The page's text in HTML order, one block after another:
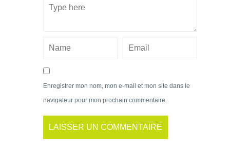
Enregistrer mon nom, mon e-mail et mon site dans le
navigateur pour mon prochain commentaire.